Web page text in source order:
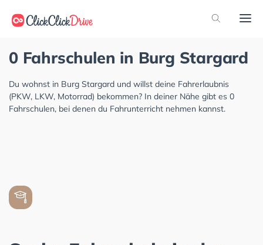
0 Fahrschulen in Burg Stargard
Du wohnst in Burg Stargard und willst deine Fahrerlaubnis
(PKW, LKW, Motorrad) bekommen? In deiner Nähe gibt es 0
Fahrschulen, bei denen du Fahrunterricht nehmen kannst.